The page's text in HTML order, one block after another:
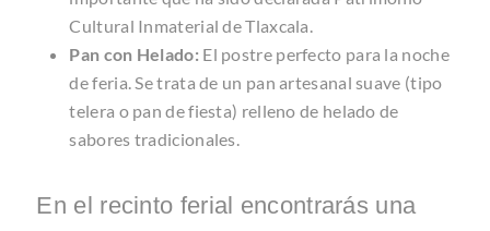
Cultural Inmaterial de Tlaxcala.
Pan con Helado: El postre perfecto para la noche
de feria. Se trata de un pan artesanal suave (tipo
telera o pan de fiesta) relleno de helado de
sabores tradicionales.
En el recinto ferial encontrarás una